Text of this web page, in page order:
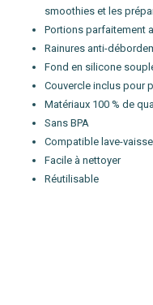
smoothies et les
Portions parfaitement
Rainures anti-
Fond en silicone
Couvercle inclus pour
Matériaux 100 % de
Sans BPA
Compatible lave-
Facile à nettoyer
Réutilisable